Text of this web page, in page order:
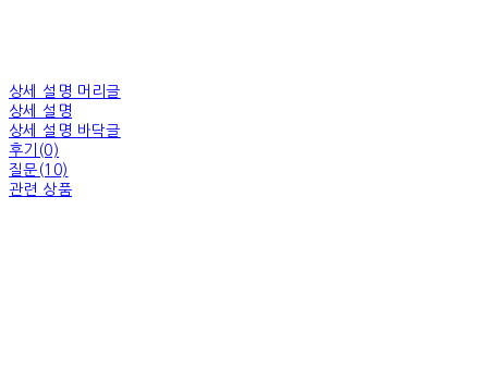
상세 설명 머리글
상세 설명
상세 설명 바닥글
후기(0)
질문(10)
관련 상품